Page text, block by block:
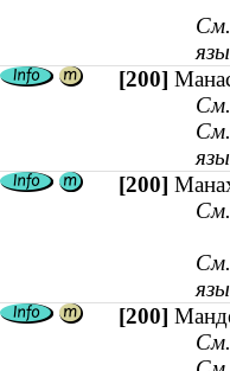
[200]
[200]
[200]